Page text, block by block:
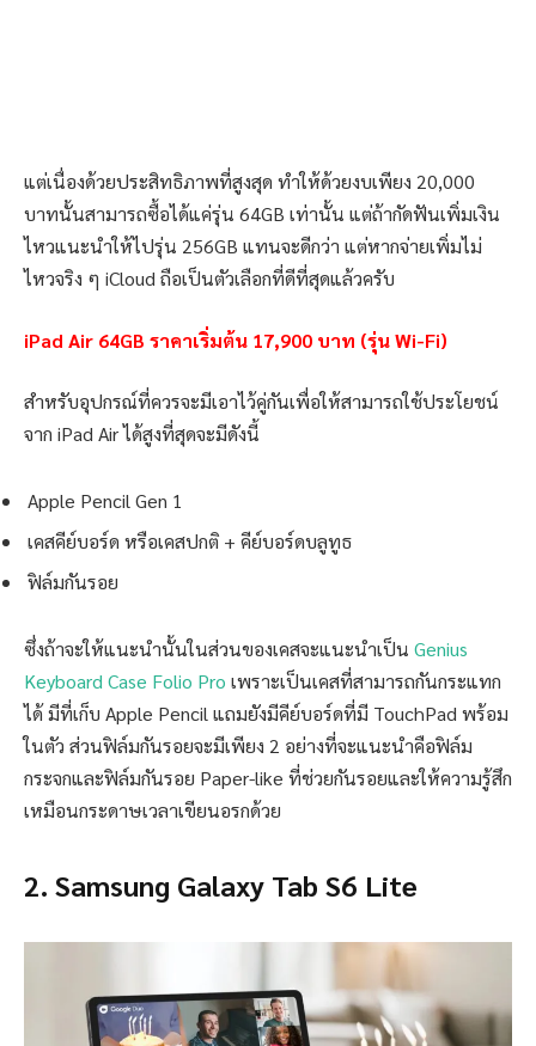
แต่เนื่องด้วยประสิทธิภาพที่สูงสุด ทำให้ด้วยงบเพียง 20,000
บาทนั้นสามารถซื้อได้แค่รุ่น 64GB เท่านั้น แต่ถ้ากัดฟันเพิ่มเงิน
ไหวแนะนำให้ไปรุ่น 256GB แทนจะดีกว่า แต่หากจ่ายเพิ่มไม่
ไหวจริง ๆ iCloud ถือเป็นตัวเลือกที่ดีที่สุดแล้วครับ
iPad Air 64GB ราคาเริ่มต้น 17,900 บาท (รุ่น Wi-Fi)
สำหรับอุปกรณ์ที่ควรจะมีเอาไว้คู่กันเพื่อให้สามารถใช้ประโยชน์
จาก iPad Air ได้สูงที่สุดจะมีดังนี้
Apple Pencil Gen 1
เคสคีย์บอร์ด หรือเคสปกติ + คีย์บอร์ดบลูทูธ
ฟิล์มกันรอย
ซึ่งถ้าจะให้แนะนำนั้นในส่วนของเคสจะแนะนำเป็น Genius
Keyboard Case Folio Pro เพราะเป็นเคสที่สามารถกันกระแทก
ได้ มีที่เก็บ Apple Pencil แถมยังมีคีย์บอร์ดที่มี TouchPad พร้อม
ในตัว ส่วนฟิล์มกันรอยจะมีเพียง 2 อย่างที่จะแนะนำคือฟิล์ม
กระจกและฟิล์มกันรอย Paper-like ที่ช่วยกันรอยและให้ความรู้สึก
เหมือนกระดาษเวลาเขียนอรกด้วย
2. Samsung Galaxy Tab S6 Lite